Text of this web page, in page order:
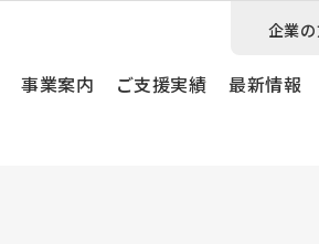
事業案内 ご支援実績 最新情報
企業